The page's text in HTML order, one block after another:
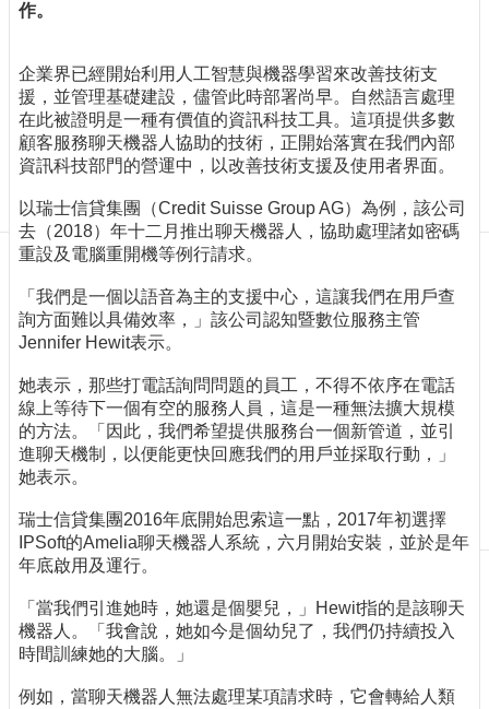
取
網
站
導
覽
最
新
消
息
關
於
我
出
版
刊
物
校
務
服
務
專
題
報
導
作。
企業界已經開始利用人工智慧與機器學習來改善技術支
援，並管理基礎建設，儘管此時部署尚早。自然語言處理
在此被證明是一種有價值的資訊科技工具。這項提供多數
顧客服務聊天機器人協助的技術，正開始落實在我們內部
資訊科技部門的營運中，以改善技術支援及使用者界面。
以瑞士信貸集團（Credit Suisse Group AG）為例，該公司
去（2018）年十二月推出聊天機器人，協助處理諸如密碼
重設及電腦重開機等例行請求。
「我們是一個以語音為主的支援中心，這讓我們在用戶查
詢方面難以具備效率，」該公司認知暨數位服務主管
Jennifer Hewit表示。
她表示，那些打電話詢問問題的員工，不得不依序在電話
線上等待下一個有空的服務人員，這是一種無法擴大規模
的方法。「因此，我們希望提供服務台一個新管道，並引
進聊天機制，以便能更快回應我們的用戶並採取行動，」
她表示。
瑞士信貸集團2016年底開始思索這一點，2017年初選擇
IPSoft的Amelia聊天機器人系統，六月開始安裝，並於是年
年底啟用及運行。
「當我們引進她時，她還是個嬰兒，」Hewit指的是該聊天
機器人。「我會說，她如今是個幼兒了，我們仍持續投入
時間訓練她的大腦。」
例如，當聊天機器人無法處理某項請求時，它會轉給人類